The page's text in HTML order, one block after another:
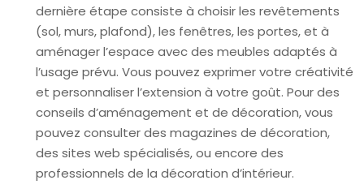
dernière étape consiste à choisir les revêtements
(sol, murs, plafond), les fenêtres, les portes, et à
aménager l’espace avec des meubles adaptés à
l’usage prévu. Vous pouvez exprimer votre créativité
et personnaliser l’extension à votre goût. Pour des
conseils d’aménagement et de décoration, vous
pouvez consulter des magazines de décoration,
des sites web spécialisés, ou encore des
professionnels de la décoration d’intérieur.